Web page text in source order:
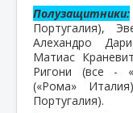
Полузащитники:
Португалия),
Алехандро
Матиас
Ригони (все -
(«Рома»
Португалия).